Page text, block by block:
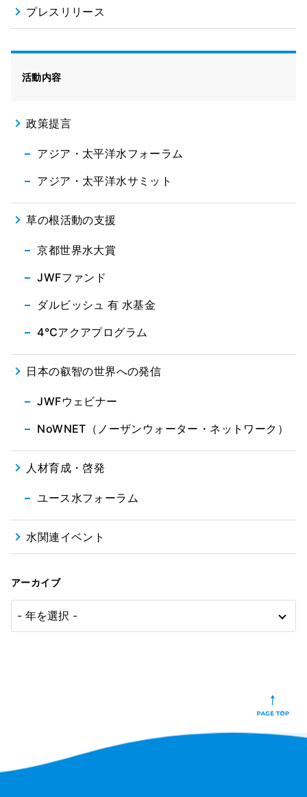
プレスリリース
活動内容
政策提言
アジア・太平洋水フォーラム
アジア・太平洋水サミット
草の根活動の支援
京都世界水大賞
JWFファンド
ダルビッシュ 有 水基金
4℃アクアプログラム
日本の叡智の世界への発信
JWFウェビナー
NoWNET（ノーザンウォーター・ネットワーク）
人材育成・啓発
ユース水フォーラム
水関連イベント
アーカイブ